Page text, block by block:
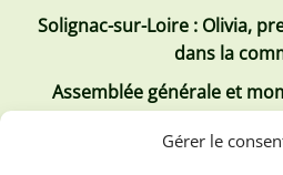
Gérer le
Solignac-sur-Loire : Olivia,
dans la
Assemblée générale et